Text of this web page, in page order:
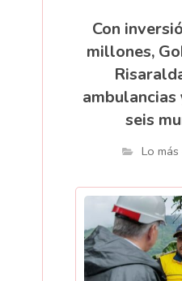
Con
millones,
seis
Lo